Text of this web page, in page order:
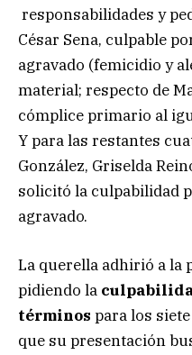
responsabilidades y
César Sena, culpable
agravado (femicidio y
material; respecto de
cómplice primario al
Y para las restantes
González, Griselda
solicitó la culpabilidad
agravado.
La querella adhirió a la
pidiendo la
términos para los
que su presentación